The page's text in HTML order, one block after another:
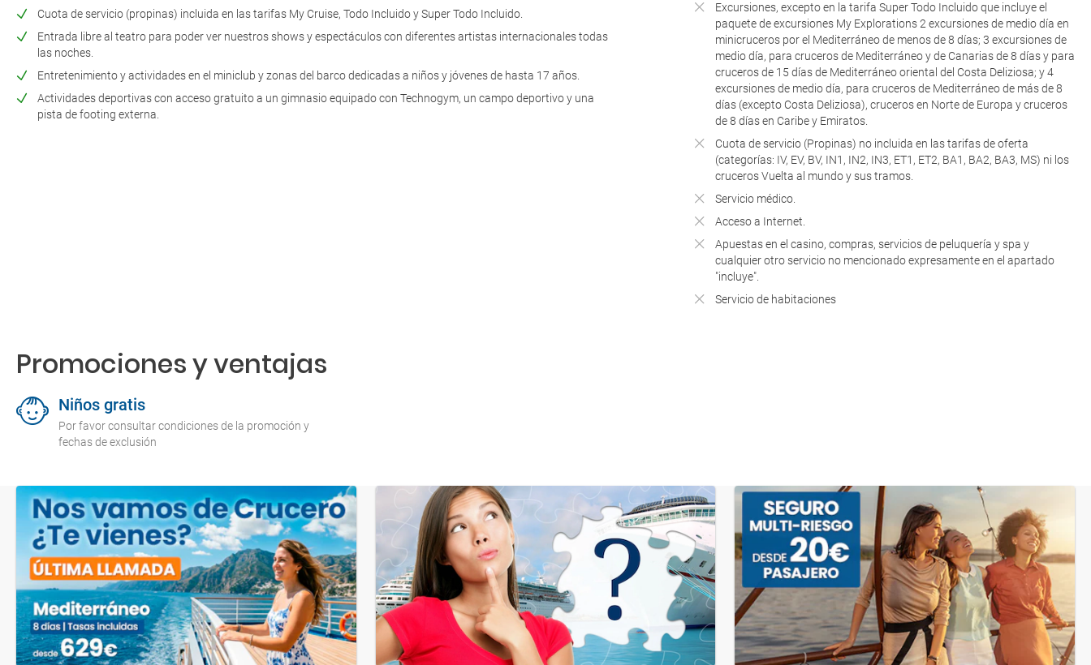
Cuota de servicio (propinas) incluida en las tarifas My Cruise, Todo Incluido y Super Todo Incluido.
Entrada libre al teatro para poder ver nuestros shows y espectáculos con diferentes artistas internacionales todas
las noches.
Entretenimiento y actividades en el miniclub y zonas del barco dedicadas a niños y jóvenes de hasta 17 años.
Actividades deportivas con acceso gratuito a un gimnasio equipado con Technogym, un campo deportivo y una
pista de footing externa.
Excursiones, excepto en la tarifa Super Todo Incluido que incluye el
paquete de excursiones My Explorations 2 excursiones de medio día en
minicruceros por el Mediterráneo de menos de 8 días; 3 excursiones de
medio día, para cruceros de Mediterráneo y de Canarias de 8 días y para
cruceros de 15 días de Mediterráneo oriental del Costa Deliziosa; y 4
excursiones de medio día, para cruceros de Mediterráneo de más de 8
días (excepto Costa Deliziosa), cruceros en Norte de Europa y cruceros
de 8 días en Caribe y Emiratos.
Cuota de servicio (Propinas) no incluida en las tarifas de oferta
(categorías: IV, EV, BV, IN1, IN2, IN3, ET1, ET2, BA1, BA2, BA3, MS) ni los
cruceros Vuelta al mundo y sus tramos.
Servicio médico.
Acceso a Internet.
Apuestas en el casino, compras, servicios de peluquería y spa y
cualquier otro servicio no mencionado expresamente en el apartado
"incluye".
Servicio de habitaciones
Promociones y ventajas
Niños gratis
Por favor consultar condiciones de la promoción y
fechas de exclusión